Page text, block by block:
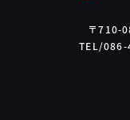
〒710-
TEL/